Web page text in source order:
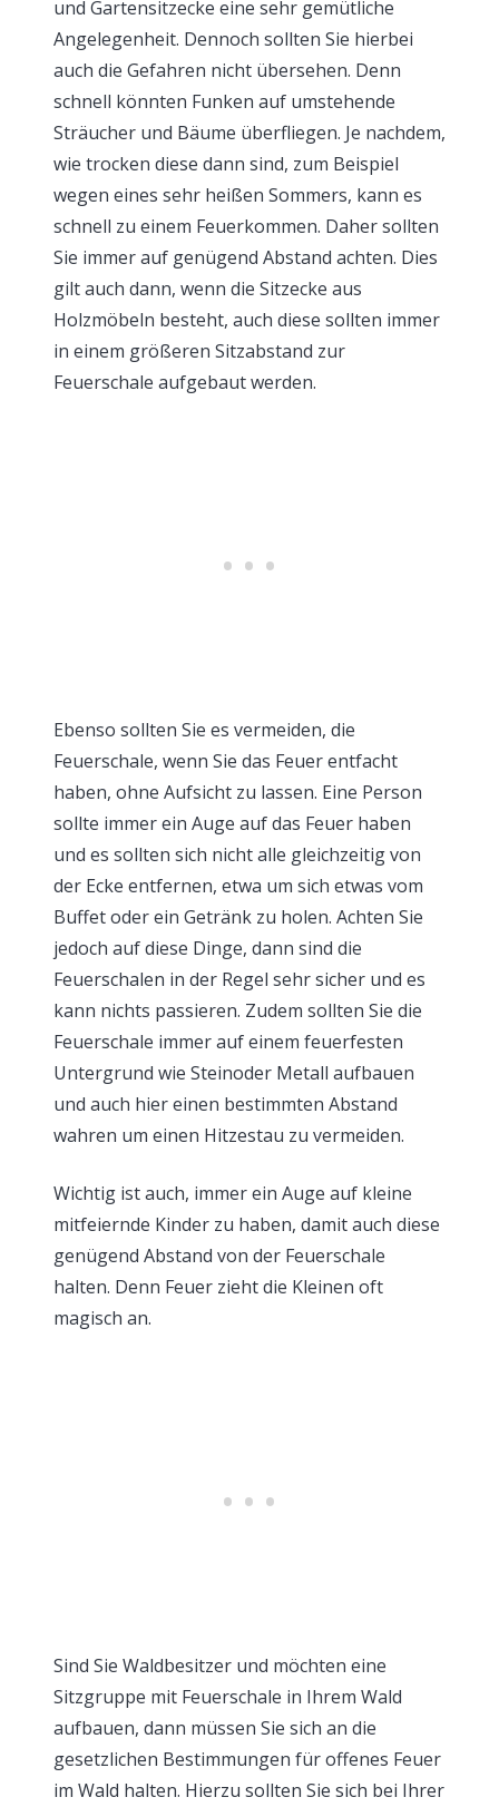
und Gartensitzecke eine sehr gemütliche
Angelegenheit. Dennoch sollten Sie hierbei
auch die Gefahren nicht übersehen. Denn
schnell könnten Funken auf umstehende
Sträucher und Bäume überfliegen. Je nachdem,
wie trocken diese dann sind, zum Beispiel
wegen eines sehr heißen Sommers, kann es
schnell zu einem Feuerkommen. Daher sollten
Sie immer auf genügend Abstand achten. Dies
gilt auch dann, wenn die Sitzecke aus
Holzmöbeln besteht, auch diese sollten immer
in einem größeren Sitzabstand zur
Feuerschale aufgebaut werden.
Ebenso sollten Sie es vermeiden, die
Feuerschale, wenn Sie das Feuer entfacht
haben, ohne Aufsicht zu lassen. Eine Person
sollte immer ein Auge auf das Feuer haben
und es sollten sich nicht alle gleichzeitig von
der Ecke entfernen, etwa um sich etwas vom
Buffet oder ein Getränk zu holen. Achten Sie
jedoch auf diese Dinge, dann sind die
Feuerschalen in der Regel sehr sicher und es
kann nichts passieren. Zudem sollten Sie die
Feuerschale immer auf einem feuerfesten
Untergrund wie Steinoder Metall aufbauen
und auch hier einen bestimmten Abstand
wahren um einen Hitzestau zu vermeiden.
Wichtig ist auch, immer ein Auge auf kleine
mitfeiernde Kinder zu haben, damit auch diese
genügend Abstand von der Feuerschale
halten. Denn Feuer zieht die Kleinen oft
magisch an.
Sind Sie Waldbesitzer und möchten eine
Sitzgruppe mit Feuerschale in Ihrem Wald
aufbauen, dann müssen Sie sich an die
gesetzlichen Bestimmungen für offenes Feuer
im Wald halten. Hierzu sollten Sie sich bei Ihrer